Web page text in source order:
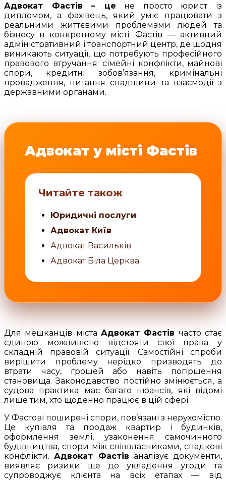
Адвокат Фастів – це не просто юрист із
дипломом, а фахівець, який уміє працювати з
реальними життєвими проблемами людей та
бізнесу в конкретному місті. Фастів — активний
адміністративний і транспортний центр, де щодня
виникають ситуації, що потребують професійного
правового втручання: сімейні конфлікти, майнові
спори, кредитні зобов’язання, кримінальні
провадження, питання спадщини та взаємодії з
державними органами.
Адвокат у місті Фастів
Читайте також
Юридичні послуги
Адвокат Київ
Адвокат Васильків
Адвокат Біла Церква
Для мешканців міста Адвокат Фастів часто стає
єдиною можливістю відстояти свої права у
складній правовій ситуації. Самостійні спроби
вирішити проблему нерідко призводять до
втрати часу, грошей або навіть погіршення
становища. Законодавство постійно змінюється, а
судова практика має багато нюансів, які відомі
лише тим, хто щоденно працює в цій сфері.
У Фастові поширені спори, пов’язані з нерухомістю.
Це купівля та продаж квартир і будинків,
оформлення землі, узаконення самочинного
будівництва, спори між співвласниками, спадкові
конфлікти.Адвокат Фастів аналізує документи,
виявляє ризики ще до укладення угоди та
супроводжує клієнта на всіх етапах — від